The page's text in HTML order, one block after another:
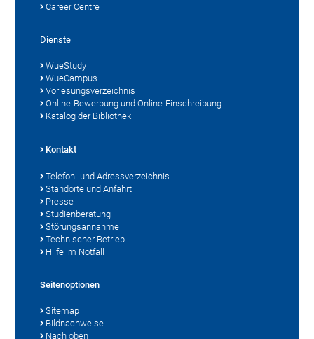
Career Centre
Dienste
WueStudy
WueCampus
Vorlesungsverzeichnis
Online-Bewerbung und Online-Einschreibung
Katalog der Bibliothek
Kontakt
Telefon- und Adressverzeichnis
Standorte und Anfahrt
Presse
Studienberatung
Störungsannahme
Technischer Betrieb
Hilfe im Notfall
Seitenoptionen
Sitemap
Bildnachweise
Nach oben